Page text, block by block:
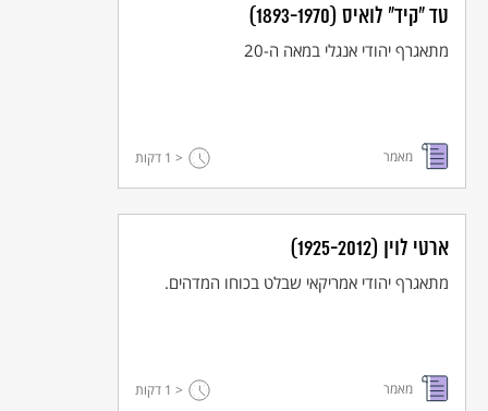
טד "קיד" לואיס (1893-1970)
מתאגרף יהודי אנגלי במאה ה-20
מאמר < 1 דקות
ארטי לוין (1925-2012)
מתאגרף יהודי אמריקאי שבלט בכוחו המדהים.
מאמר < 1 דקות